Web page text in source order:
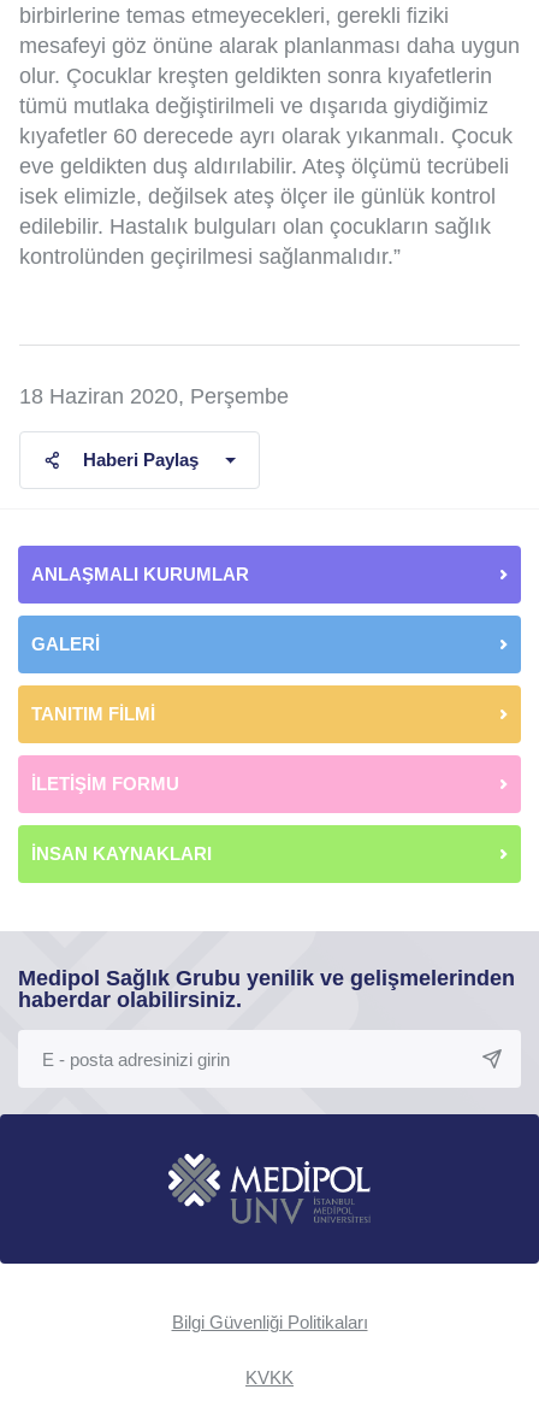
birbirlerine temas etmeyecekleri, gerekli fiziki
mesafeyi göz önüne alarak planlanması daha uygun
olur. Çocuklar kreşten geldikten sonra kıyafetlerin
tümü mutlaka değiştirilmeli ve dışarıda giydiğimiz
kıyafetler 60 derecede ayrı olarak yıkanmalı. Çocuk
eve geldikten duş aldırılabilir. Ateş ölçümü tecrübeli
isek elimizle, değilsek ateş ölçer ile günlük kontrol
edilebilir. Hastalık bulguları olan çocukların sağlık
kontrolünden geçirilmesi sağlanmalıdır.”
18 Haziran 2020, Perşembe
Haberi Paylaş
ANLAŞMALI KURUMLAR
GALERİ
TANITIM FİLMİ
İLETİŞİM FORMU
İNSAN KAYNAKLARI
Medipol Sağlık Grubu yenilik ve gelişmelerinden
haberdar olabilirsiniz.
Bilgi Güvenliği Politikaları
KVKK